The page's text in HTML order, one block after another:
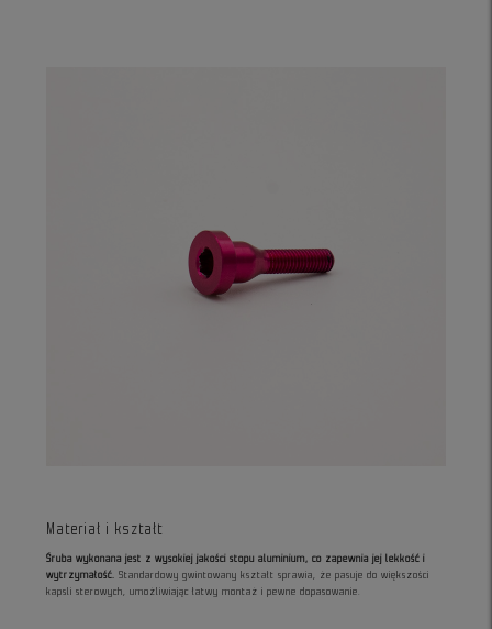
Materiał i kształt
Śruba wykonana jest z wysokiej jakości stopu aluminium, co zapewnia jej lekkość i
wytrzymałość. Standardowy gwintowany kształt sprawia, że pasuje do większości
kapsli sterowych, umożliwiając łatwy montaż i pewne dopasowanie.